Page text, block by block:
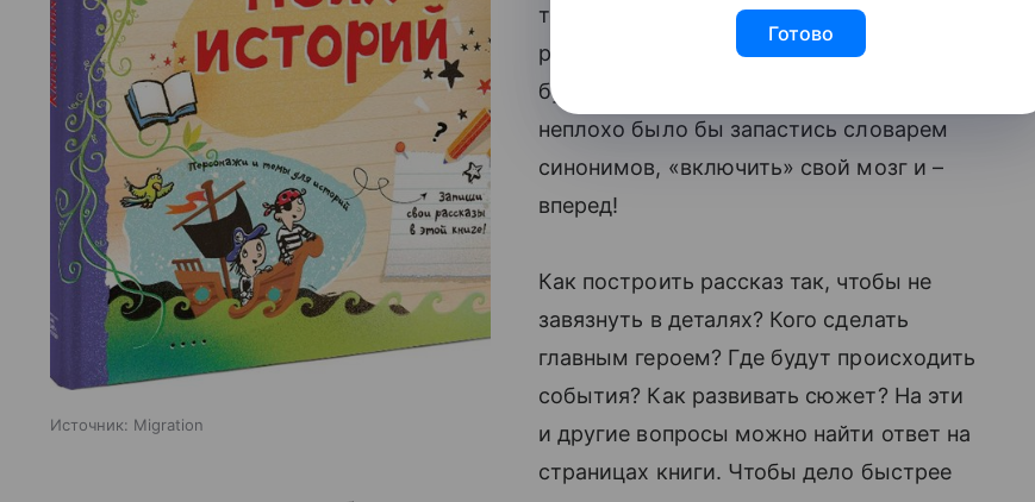
Источник: Migration
того, чтобы написать сказку или
рассказ, нужно сначала сесть, взять
бумагу, карандаш, ластик, словарь. Еще
неплохо было бы запастись словарем
синонимов, «включить» свой мозг и –
вперед!
Как построить рассказ так, чтобы не
завязнуть в деталях? Кого сделать
главным героем? Где будут происходить
события? Как развивать сюжет? На эти
и другие вопросы можно найти ответ на
страницах книги. Чтобы дело быстрее
Готово